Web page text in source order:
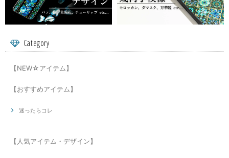
Category
【NEW☆アイテム】
【おすすめアイテム】
迷ったらコレ
【人気アイテム・デザイン】